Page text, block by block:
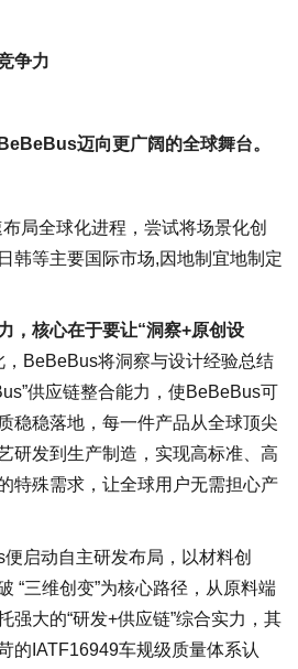
争力
BeBeBus迈向更广阔的全球舞台。
局全球化进程，尝试将场景化创
韩等主要国际市场,因地制宜地制定
，核心在于要让“洞察+原创设
，BeBeBus将洞察与设计经验总结
供应链整合能力，使BeBeBus可
稳稳落地，每一件产品从全球顶尖
研发到生产制造，实现高标准、高
特殊需求，让全球用户无需担心产
启动自主研发布局，以材料创
“三维创变”为核心路径，从原料端
强大的“研发+供应链”综合实力，其
的IATF16949车规级质量体系认